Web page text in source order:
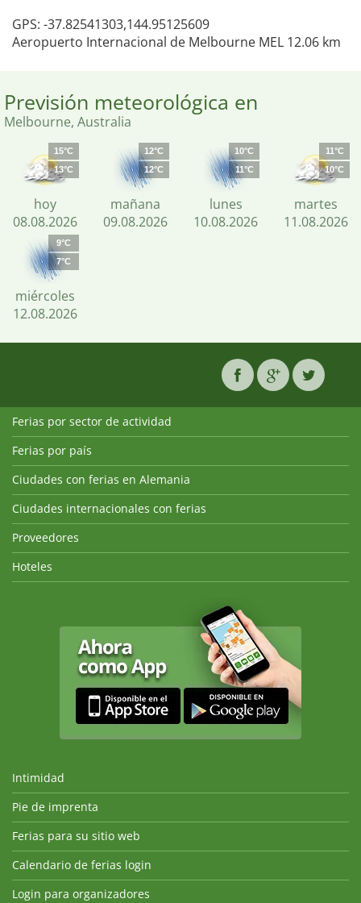
GPS: -37.82541303,144.95125609
Aeropuerto Internacional de Melbourne MEL 12.06 km
Previsión meteorológica en
Melbourne, Australia
15°C
13°C
hoy
08.08.2026
12°C
12°C
mañana
09.08.2026
10°C
11°C
lunes
10.08.2026
11°C
10°C
martes
11.08.2026
9°C
7°C
miércoles
12.08.2026
Ferias por sector de actividad
Ferias por país
Ciudades con ferias en Alemania
Ciudades internacionales con ferias
Proveedores
Hoteles
Intimidad
Pie de imprenta
Ferias para su sitio web
Calendario de ferias login
Login para organizadores